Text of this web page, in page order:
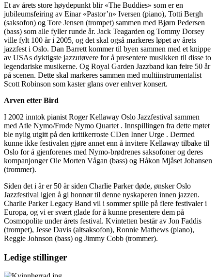
Et av årets store høydepunkt blir «The Buddies» som er en
jubileumsfeiring av Einar «Pastor’n» Iversen (piano), Totti Bergh
(saksofon) og Tore Jensen (trompet) sammen med Bjørn Pedersen
(bass) som alle fyller runde år. Jack Teagarden og Tommy Dorsey
ville fylt 100 år i 2005, og det skal også markeres løpet av årets
jazzfest i Oslo. Dan Barrett kommer til byen sammen med et knippe
av USAs dyktigste jazzutøvere for å presentere musikken til disse to
legendariske musikerne. Og Royal Garden Jazzband kan feire 50 år
på scenen. Dette skal markeres sammen med multiinstrumentalist
Scott Robinson som kaster glans over enhver konsert.
Arven etter Bird
I 2002 inntok pianist Roger Kellaway Oslo Jazzfestival sammen
med Atle Nymo/Frode Nymo Quartet . Innspillingen fra dette møtet
ble nylig utgitt på den kritikerroste CDen Inner Urge . Dermed
kunne ikke festivalen gjøre annet enn å invitere Kellaway tilbake til
Oslo for å gjenforenes med Nymo-brødrenes saksofoner og deres
kompanjonger Ole Morten Vågan (bass) og Håkon Mjåset Johansen
(trommer).
Siden det i år er 50 år siden Charlie Parker døde, ønsker Oslo
Jazzfestival igjen å gi honnør til denne nyskaperen innen jazzen.
Charlie Parker Legacy Band vil i sommer spille på flere festivaler i
Europa, og vi er svært glade for å kunne presentere dem på
Cosmopolite under årets festival. Kvintetten består av Jon Faddis
(trompet), Jesse Davis (altsaksofon), Ronnie Mathews (piano),
Reggie Johnson (bass) og Jimmy Cobb (trommer).
Ledige stillinger